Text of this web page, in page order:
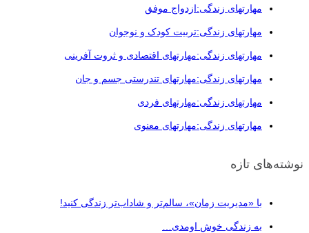
مهارتهای زندگی:ازدواج موفق
مهارتهای زندگی:تربیت کودک و نوجوان
مهارتهای زندگی:مهارتهای اقتصادی و ثروت آفرینی
مهارتهای زندگی:مهارتهای تندرستی جسم و جان
مهارتهای زندگی:مهارتهای فردی
مهارتهای زندگی:مهارتهای معنوی
نوشته‌های تازه
با «مدیریت زمان»، سالم‌تر و شاداب‌تر زندگی کنید!
به زندگی خوش اومدی…